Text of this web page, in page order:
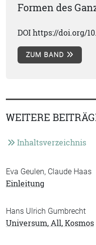
Formen des
DOI https://doi.org/
ZUM BAND
WEITERE
Inhaltsverzeichnis
Eva Geulen, Claude Haas
Einleitung
Hans Ulrich Gumbrecht
Universum, All, Kosmos